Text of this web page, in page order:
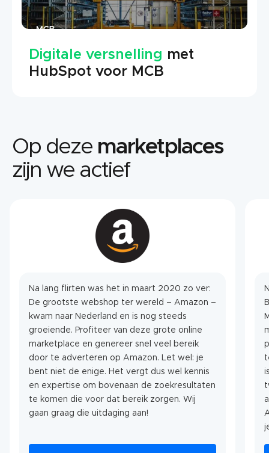
Digitale versnelling met
HubSpot voor MCB
Op deze marketplaces
zijn we actief
Na lang flirten was het in maart 2020 zo ver:
De grootste webshop ter wereld – Amazon –
kwam naar Nederland en is nog steeds
groeiende. Profiteer van deze grote online
marketplace en genereer snel veel bereik
door te adverteren op Amazon. Let wel: je
bent niet de enige. Het vergt dus wel kennis
en expertise om bovenaan de zoekresultaten
te komen die voor dat bereik zorgen. Wij
gaan graag die uitdaging aan!